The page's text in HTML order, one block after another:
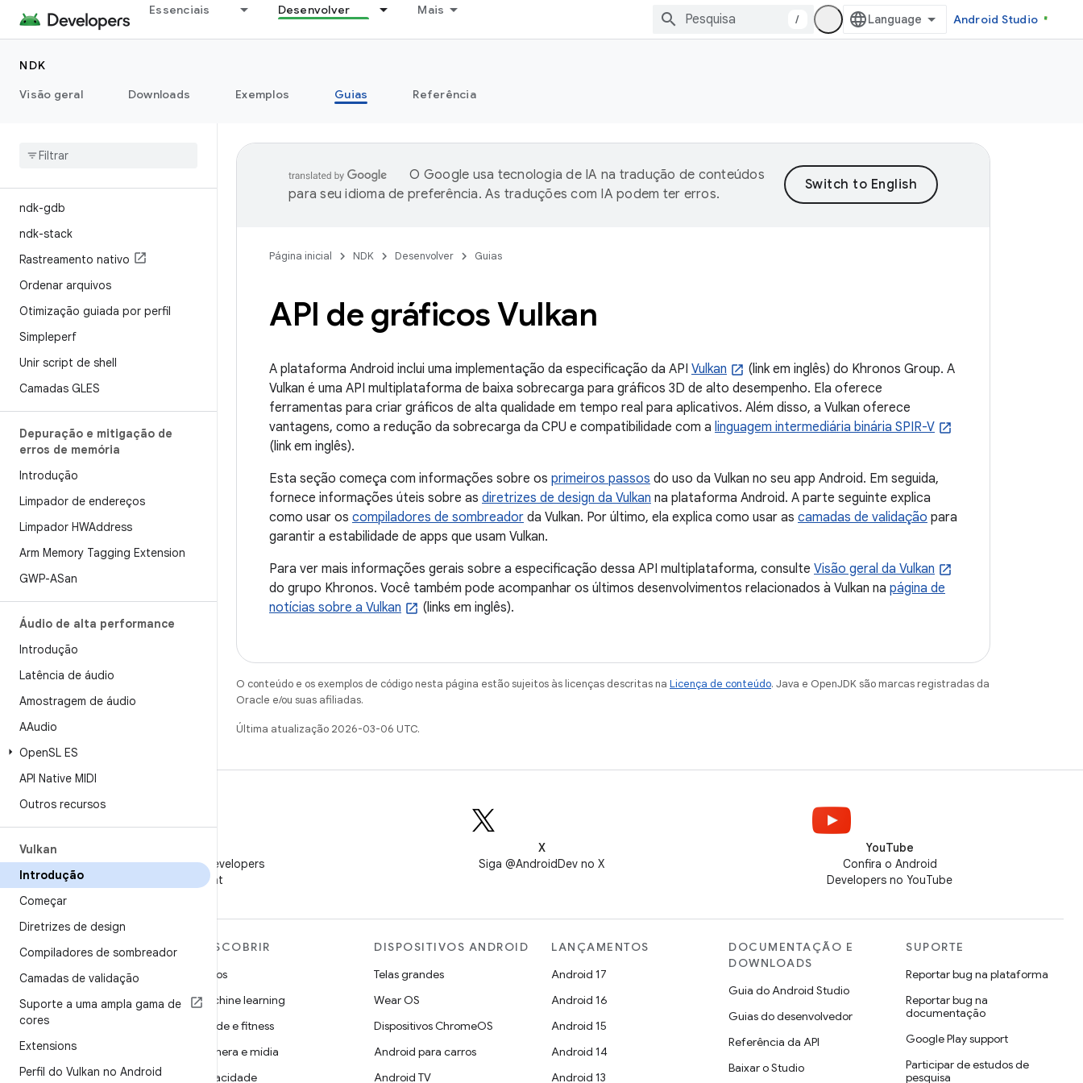
Essenciais Desenvolver Mais
/ Android Studio
NDK
Visão geral
Downloads Exemplos Guias Referência
APIs nativas
Introdução
ndk-gdb
ndk-stack
Rastreamento nativo
Ordenar arquivos
Otimização guiada por perfil
Simpleperf
Unir script de shell
Camadas GLES
Depuração e mitigação de
erros de memória
Introdução
Limpador de endereços
Limpador HWAddress
Arm Memory Tagging Extension
GWP-ASan
Áudio de alta performance
Introdução
Latência de áudio
Amostragem de áudio
AAudio
OpenSL ES
API Native MIDI
Outros recursos
Vulkan
Introdução
Começar
Diretrizes de design
Compiladores de sombreador
Camadas de validação
Suporte a uma ampla gama de
cores
Extensions
Perfil do Vulkan no Android
O Google usa tecnologia de IA na tradução de conteúdos
para seu idioma de preferência. As traduções com IA podem ter erros.
Página inicial NDK Desenvolver Guias
API de gráficos Vulkan
A plataforma Android inclui uma implementação da especificação da API Vulkan
(link em inglês) do Khronos Group. A
Vulkan é uma API multiplataforma de baixa sobrecarga para gráficos 3D de alto desempenho. Ela oferece
ferramentas para criar gráficos de alta qualidade em tempo real para aplicativos. Além disso, a Vulkan oferece
vantagens, como a redução da sobrecarga da CPU e compatibilidade com a linguagem intermediária binária SPIR-V
(link em inglês).
Esta seção começa com informações sobre os primeiros passos do uso da Vulkan no seu app Android. Em seguida,
fornece informações úteis sobre as diretrizes de design da Vulkan na plataforma Android. A parte seguinte explica
como usar os compiladores de sombreador da Vulkan. Por último, ela explica como usar as camadas de validação para
garantir a estabilidade de apps que usam Vulkan.
Para ver mais informações gerais sobre a especificação dessa API multiplataforma, consulte Visão geral da Vulkan
do grupo Khronos. Você também pode acompanhar os últimos desenvolvimentos relacionados à Vulkan na página de
notícias sobre a Vulkan
(links em inglês).
O conteúdo e os exemplos de código nesta página estão sujeitos às licenças descritas na Licença de conteúdo. Java e OpenJDK são marcas registradas da
Oracle e/ou suas afiliadas.
Última atualização 2026-03-06 UTC.
Siga o Android Developers
no WeChat
X
Siga @AndroidDev no X
YouTube
Confira o Android
Developers no YouTube
MAIS SOBRE O ANDROID
Android
Android para empresas
Segurança
Source
Notícias
DESCOBRIR
Jogos
Machine learning
Saúde e fitness
Câmera e mídia
Privacidade
DISPOSITIVOS ANDROID
Telas grandes
Wear OS
Dispositivos ChromeOS
Android para carros
Android TV
LANÇAMENTOS
Android 17
Android 16
Android 15
Android 14
Android 13
DOCUMENTAÇÃO E
DOWNLOADS
Guia do Android Studio
Guias do desenvolvedor
Referência da API
Baixar o Studio
SUPORTE
Reportar bug na plataforma
Reportar bug na
documentação
Google Play support
Participar de estudos de
pesquisa